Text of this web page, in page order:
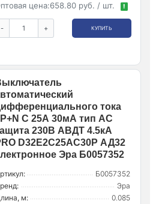
цена:658.80 руб. / шт. !
- + КУПИТЬ
тока
C 25А 30мА тип AC
230В АВДТ 4.5кА
D32E2C25AC30P АД32
Эра Б0057352
Б0057352
Эра
м:
0.085